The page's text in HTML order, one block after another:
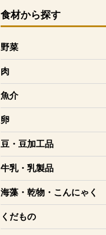
食材から探す
野菜
を開く
肉
を開く
魚介
を開く
卵
を開く
豆・豆加工品
を開く
牛乳・乳製品
を開く
海藻・乾物・こんにゃく
を開く
くだもの
を開く